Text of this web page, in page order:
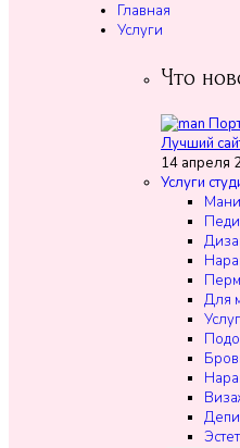
Главная
Услуги
Что
Лучший
14 апреля
Услуги
Для